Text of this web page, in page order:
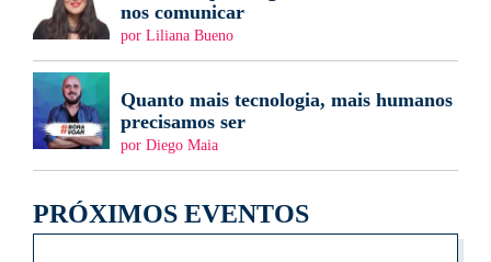
nos comunicar
por Liliana Bueno
Quanto mais tecnologia, mais humanos
precisamos ser
por Diego Maia
PRÓXIMOS EVENTOS